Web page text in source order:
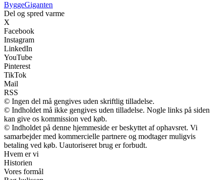
ByggeGiganten
Del og spred varme
X
Facebook
Instagram
LinkedIn
YouTube
Pinterest
TikTok
Mail
RSS
© Ingen del må gengives uden skriftlig tilladelse.
© Indholdet må ikke gengives uden tilladelse. Nogle links på siden
kan give os kommission ved køb.
© Indholdet på denne hjemmeside er beskyttet af ophavsret. Vi
samarbejder med kommercielle partnere og modtager muligvis
betaling ved køb. Uautoriseret brug er forbudt.
Hvem er vi
Historien
Vores formål